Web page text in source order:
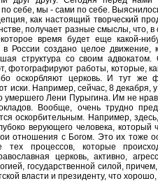
себе, мы - сами по себе.
как настоящий творческий
получает разные смыслы, что,
время будет еще какой-
России создано целое движение,
структура со своим
фотографируют работы, которые,
оскорбляют церковь. И тут же
иски. Например, сейчас, 8 декабря,
умершего Лени Пурыгина. Им не
Вообще, очень трудно
оскорбительным. Например,
верующего человека, который
отношения с Богом. Это их тоже
тех процессов, которые
церковь, активно,
государственной силой,
власти и президенту, что